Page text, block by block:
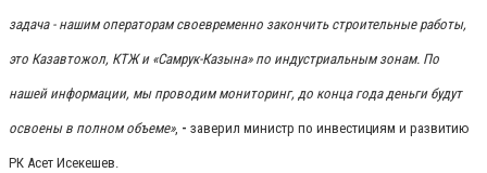
задача - нашим операторам своевременно закончить строительные работы,
это Казавтожол, КТЖ и «Самрук-Казына» по индустриальным зонам. По
нашей информации, мы проводим мониторинг, до конца года деньги будут
освоены в полном объеме», - заверил министр по инвестициям и развитию
РК Асет Исекешев.